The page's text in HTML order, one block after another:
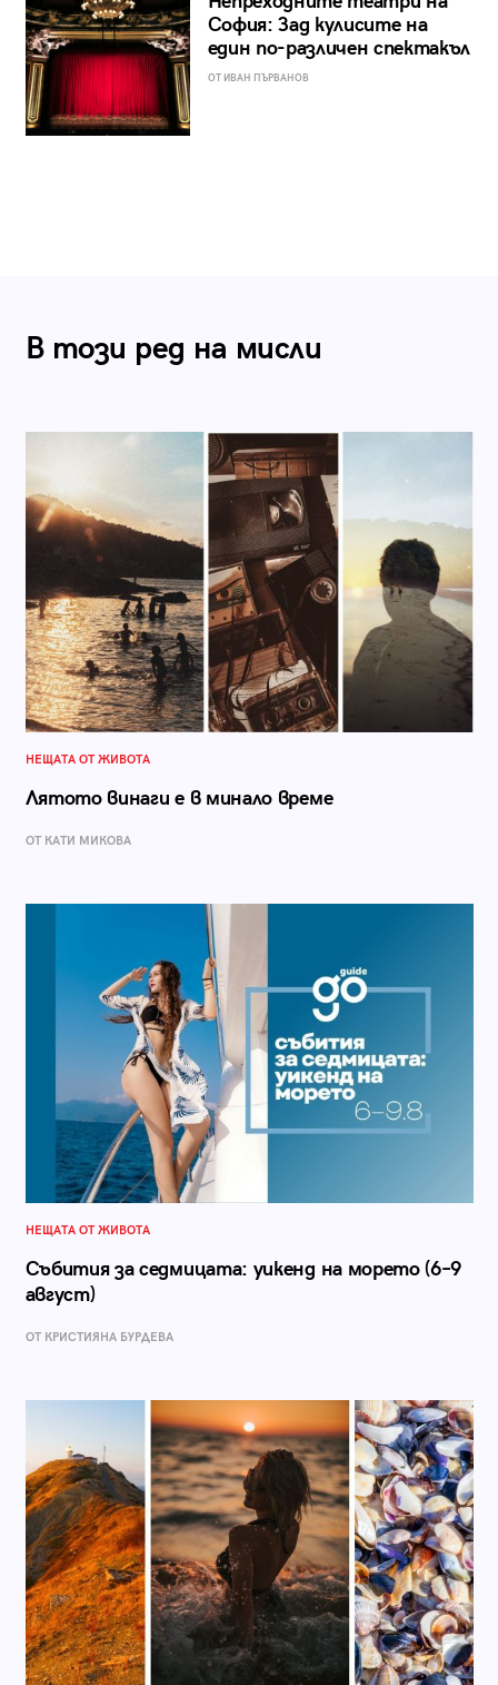
София: Зад кулисите на
един по-различен спектакъл
ОТ ИВАН ПЪРВАНОВ
В този ред на мисли
НЕЩАТА ОТ ЖИВОТА
Лятото винаги е в минало време
ОТ КАТИ МИКОВА
НЕЩАТА ОТ ЖИВОТА
Събития за седмицата: уикенд на морето (6–9
август)
ОТ КРИСТИЯНА БУРДЕВА